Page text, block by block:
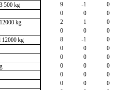
500 kg
9 -1
0
0 0
0
kg
2 1
0
0 0
0
12000 kg
8 -1
0
0 0
0
0 0
0
0 0
0
0 0
0
0 0
0